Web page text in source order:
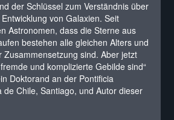
der Schlüssel zum Verständnis über
von Galaxien. Seit
Astronomen, dass die Sterne aus
bestehen alle gleichen Alters und
Zusammensetzung sind. Aber jetzt
und komplizierte Gebilde sind“
Doktorand an der Pontificia
de Chile, Santiago, und Autor dieser